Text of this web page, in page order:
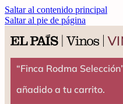
Saltar al contenido principal
Saltar al pie de página
“Finca Rodma
añadido a tu carrito.